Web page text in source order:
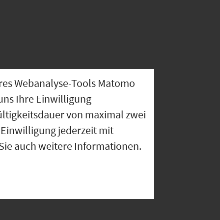
Webanalyse-Tools Matomo
Ihre Einwilligung
von maximal zwei
jederzeit mit
auch weitere Informationen.